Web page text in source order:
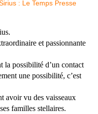
et passionnante
la possibilité d’un contact
une possibilité, c’est
avoir vu des vaisseaux
familles stellaires.